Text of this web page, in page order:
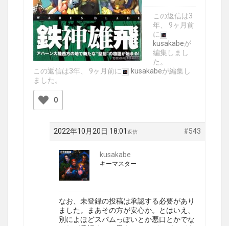
この返信は3
年、 9ヶ月前
に
kusakabeが
編集しまし
た。
この返信は3年、 9ヶ月前に
kusakabeが編集し
ました。
0
2022年10月20日 18:01 #543
返信
kusakabe
キーマスター
なお、未登録の投稿は承認する必要があり
ました。まあその方が安心か。とはいえ、
別によほどスパムっぽいとか悪口とかでな